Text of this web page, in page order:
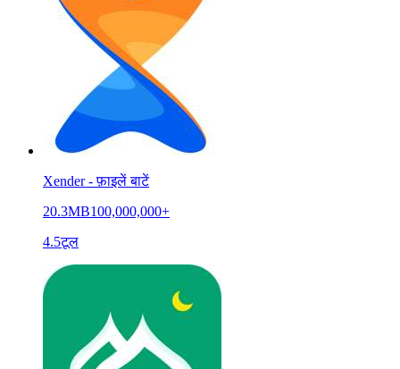
Xender - फ़ाइलें बाटें
20.3MB100,000,000+
4.5टूल